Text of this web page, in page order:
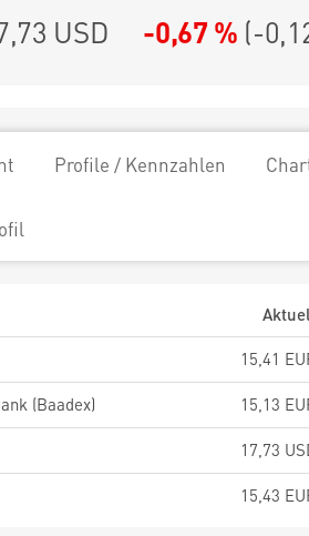
USD -0,67 % (-
Profile / Kennzahlen
15,41
(Baadex) 15,13
17,73
15,43